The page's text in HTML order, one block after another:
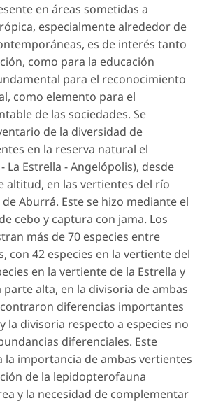
en áreas sometidas a
especialmente alrededor de
es de interés tanto
como para la educación
para el reconocimiento
como elemento para el
de las sociedades. Se
de la diversidad de
en la reserva natural el
La Estrella - Angelópolis), desde
altitud, en las vertientes del río
de Aburrá. Este se hizo mediante el
cebo y captura con jama. Los
más de 70 especies entre
con 42 especies en la vertiente del
en la vertiente de la Estrella y
parte alta, en la divisoria de ambas
diferencias importantes
la divisoria respecto a especies no
diferenciales. Este
la importancia de ambas vertientes
de la lepidopterofauna
y la necesidad de complementar